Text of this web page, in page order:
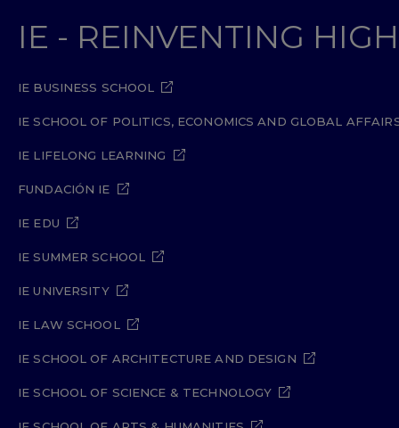
IE - REINVENTING
IE BUSINESS SCHOOL
IE SCHOOL OF POLITICS, ECONOMICS AND GLOBAL
IE LIFELONG LEARNING
FUNDACIÓN IE
IE EDU
IE SUMMER SCHOOL
IE UNIVERSITY
IE LAW SCHOOL
IE SCHOOL OF ARCHITECTURE AND DESIGN
IE SCHOOL OF SCIENCE & TECHNOLOGY